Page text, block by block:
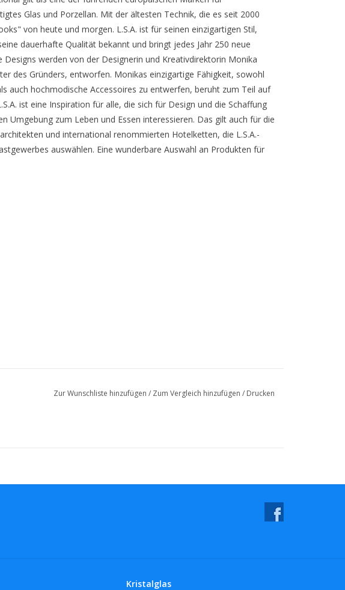
Glas und Porzellan. Mit der ältesten Technik, die es seit 2000
von heute und morgen. L.S.A. ist für seinen einzigartigen Stil,
dauerhafte Qualität bekannt und bringt jedes Jahr 250 neue
Designs werden von der Designerin und Kreativdirektorin Monika
des Gründers, entworfen. Monikas einzigartige Fähigkeit, sowohl
auch hochmodische Accessoires zu entwerfen, beruht zum Teil auf
ist eine Inspiration für alle, die sich für Design und die Schaffung
Umgebung zum Leben und Essen interessieren. Das gilt auch für die
und international renommierten Hotelketten, die L.S.A.-
auswählen. Eine wunderbare Auswahl an Produkten für
Zur Wunschliste hinzufügen / Zum Vergleich hinzufügen / Drucken
Kristalglas